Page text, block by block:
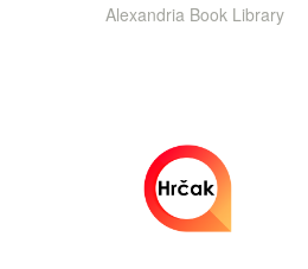
Alexandria Book Library